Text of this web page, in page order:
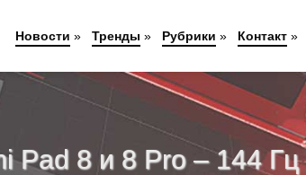
Pad 8 и 8 Pro – 144
Новости » Тренды » Рубрики » Контакт»